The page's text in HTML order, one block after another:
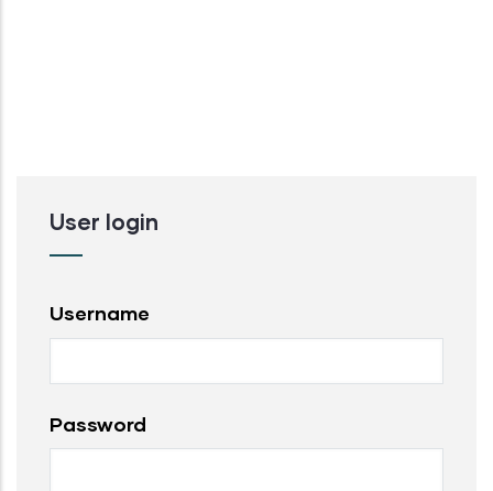
User login
Username
Password